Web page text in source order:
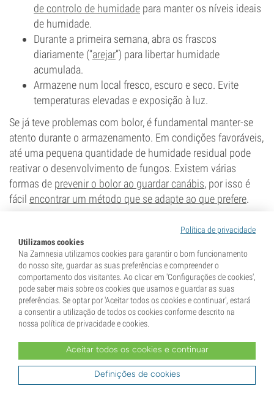
de controlo de humidade para manter os níveis ideais
de humidade.
Durante a primeira semana, abra os frascos
diariamente (“arejar”) para libertar humidade
acumulada.
Armazene num local fresco, escuro e seco. Evite
temperaturas elevadas e exposição à luz.
Se já teve problemas com bolor, é fundamental manter-se
atento durante o armazenamento. Em condições favoráveis,
até uma pequena quantidade de humidade residual pode
reativar o desenvolvimento de fungos. Existem várias
formas de prevenir o bolor ao guardar canábis, por isso é
fácil encontrar um método que se adapte ao que prefere.
Oídio na canábis: é seguro?
O consumo de canábis afetada por oídio, especialmente
Política de privacidade
Utilizamos cookies
Na Zamnesia utilizamos cookies para garantir o bom funcionamento
do nosso site, guardar as suas preferências e compreender o
comportamento dos visitantes. Ao clicar em 'Configurações de cookies',
pode saber mais sobre os cookies que usamos e guardar as suas
preferências. Se optar por 'Aceitar todos os cookies e continuar', estará
a consentir a utilização de todos os cookies conforme descrito na
nossa política de privacidade e cookies.
Aceitar todos os cookies e continuar
Definições de cookies